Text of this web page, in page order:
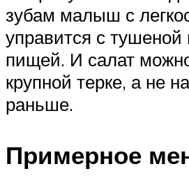
зубам малыш с
управится с тушеной
пищей. И салат
крупной терке, а не
раньше.
Примерное